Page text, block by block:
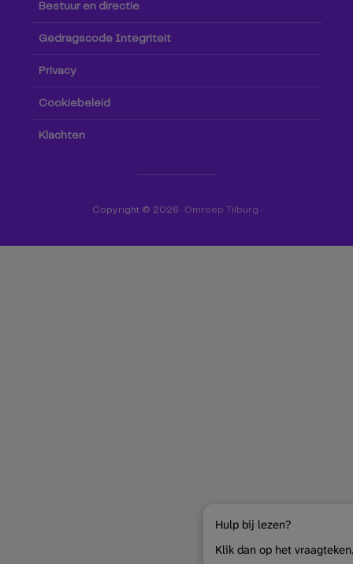
Bestuur en directie
Gedragscode Integriteit
Privacy
Cookiebeleid
Klachten
Copyright © 2026 · Omroep Tilburg ·
Hulp bij lezen?
Klik dan op het vraagteken.